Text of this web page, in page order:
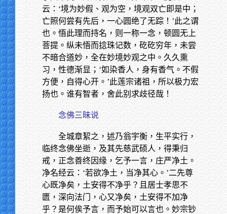
云：‘境为妙假、观为空，境观双亡即是中；
亡照何尝有先后，一心圆绝了无踪！’此之谓
也。悟此理而持名，则一称一念，顿圆无上
菩提。纵未悟而捻珠记数，矻矻穷年，未尝
不暗合道妙，全在妙境妙观之中。久久熏
习，性德渐显；‘如染香人，身有香气。不假
方便，自得心开。’此莲宗诸祖，所以极力宏
扬也。谁有智者，舍此别求歧径哉！
念佛三昧说
全城章絜之，述乃翁宇衡，生平实行，
临终念佛坐逝，及其先慈武硕人，得秉归
戒，正念善终因缘，乞予一言，庄严净土。
净名经云：‘若欲净土，当净其心。’二先尊
心既净矣，土安得不净乎？且居士孝思不
匮，深向法门，心又净矣，土安得不加净
乎？是何俟予言，而予始可以言也。妙宗钞